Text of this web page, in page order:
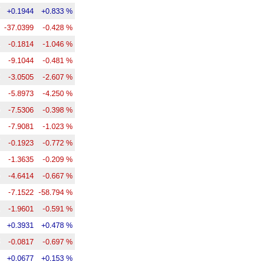
+0.1944 +0.833 %
-37.0399 -0.428 %
-0.1814 -1.046 %
-9.1044 -0.481 %
-3.0505 -2.607 %
-5.8973 -4.250 %
-7.5306 -0.398 %
-7.9081 -1.023 %
-0.1923 -0.772 %
-1.3635 -0.209 %
-4.6414 -0.667 %
-7.1522 -58.794 %
-1.9601 -0.591 %
+0.3931 +0.478 %
-0.0817 -0.697 %
+0.0677 +0.153 %